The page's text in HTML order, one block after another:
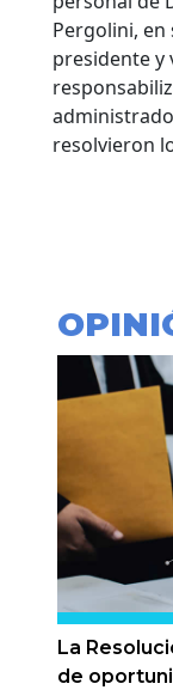
Pergolini, en
presidente y
resolvieron
La
de